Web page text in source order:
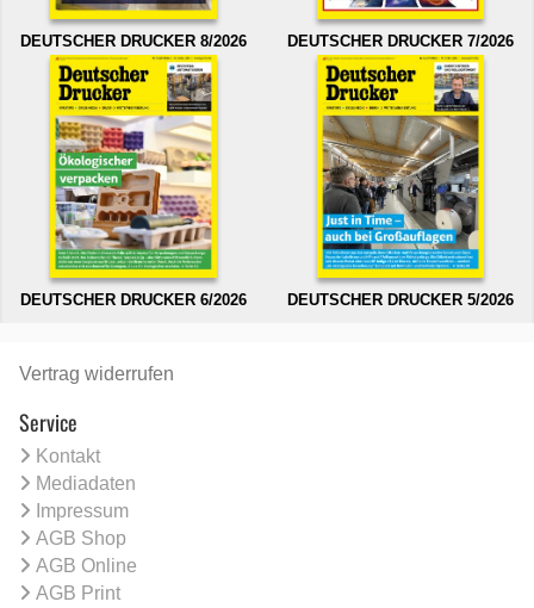
DEUTSCHER DRUCKER 8/2026 DEUTSCHER DRUCKER 7/2026
DEUTSCHER DRUCKER 6/2026 DEUTSCHER DRUCKER 5/2026
Vertrag widerrufen
Service
Kontakt
Mediadaten
Impressum
AGB Shop
AGB Online
AGB Print